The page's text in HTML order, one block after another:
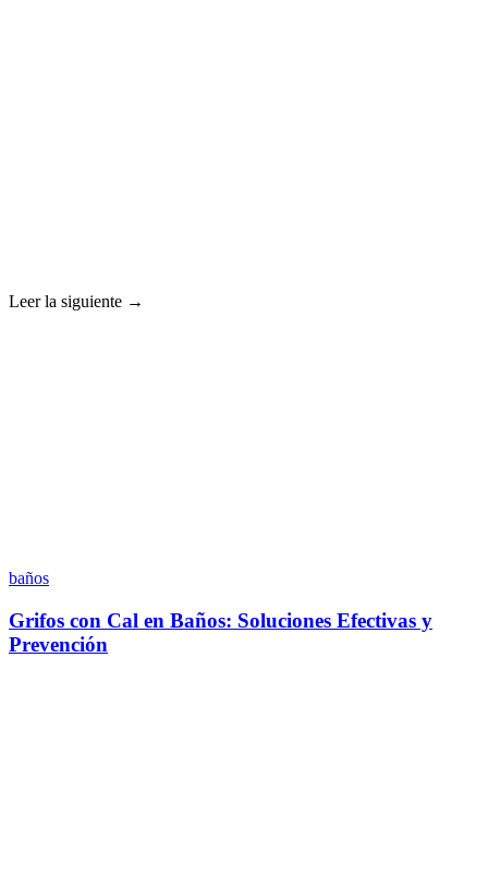
Leer la siguiente →
baños
Grifos con Cal en Baños: Soluciones Efectivas y
Prevención